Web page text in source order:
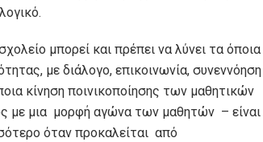
μπορεί και πρέπει να λύνει τα όποια
με διάλογο, επικοινωνία, συνεννόηση
κίνηση ποινικοποίησης των μαθητικών
με μια μορφή αγώνα των μαθητών – είναι
όταν προκαλείται από